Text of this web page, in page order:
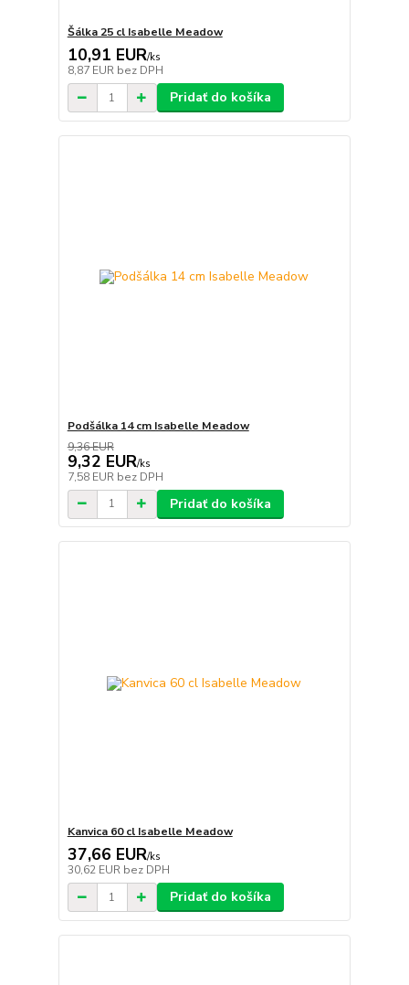
Šálka 25 cl Isabelle Meadow
10,91 EUR/ks
8,87 EUR bez DPH
Pridať do košíka
Podšálka 14 cm Isabelle Meadow
9,36 EUR
9,32 EUR/ks
7,58 EUR bez DPH
Pridať do košíka
Kanvica 60 cl Isabelle Meadow
37,66 EUR/ks
30,62 EUR bez DPH
Pridať do košíka